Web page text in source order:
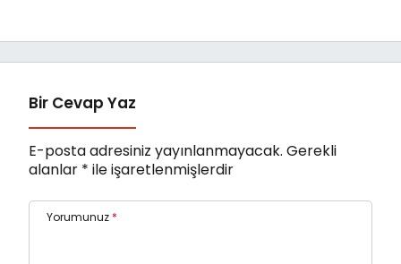
Bir Cevap Yaz
E-posta adresiniz yayınlanmayacak. Gerekli
alanlar * ile işaretlenmişlerdir
Yorumunuz *